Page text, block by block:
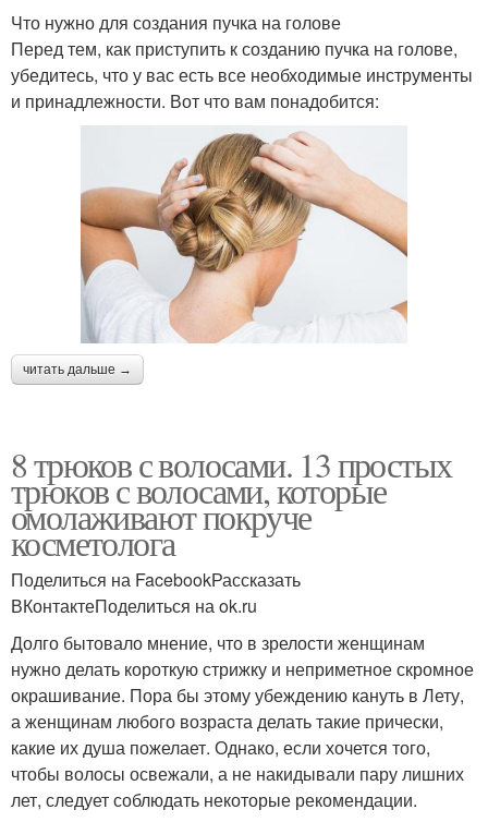
Что нужно для создания пучка на голове
Перед тем, как приступить к созданию пучка на голове,
убедитесь, что у вас есть все необходимые инструменты
и принадлежности. Вот что вам понадобится:
читать дальше →
8 трюков с волосами. 13 простых
трюков с волосами, которые
омолаживают покруче
косметолога
Поделиться на FacebookРассказать
ВКонтактеПоделиться на ok.ru
Долго бытовало мнение, что в зрелости женщинам
нужно делать короткую стрижку и неприметное скромное
окрашивание. Пора бы этому убеждению кануть в Лету,
а женщинам любого возраста делать такие прически,
какие их душа пожелает. Однако, если хочется того,
чтобы волосы освежали, а не накидывали пару лишних
лет, следует соблюдать некоторые рекомендации.